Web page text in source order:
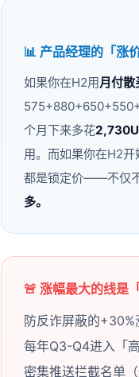
📊 产品经理的「涨
如果你在H2用月付散
个月下来多花2,730U
用。而如果你在H2开
都是锁定价——不仅不
多。
🚨 涨幅最大的线是
防反诈屏蔽的
每年Q3-Q4进入「
密集推送拦截名单